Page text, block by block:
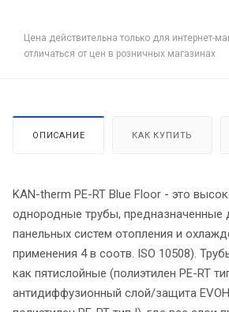
Цена действительна только для интернет-
отличаться от цен в розничных магазинах
ОПИСАНИЕ КАК КУПИТЬ
KAN-therm PE-RT Blue Floor - это
однородные трубы, предназначенные
панельных систем отопления и
применения 4 в соотв. ISO 10508).
как пятислойные (полиэтилен PE-RT
антидиффузионный слой/защита